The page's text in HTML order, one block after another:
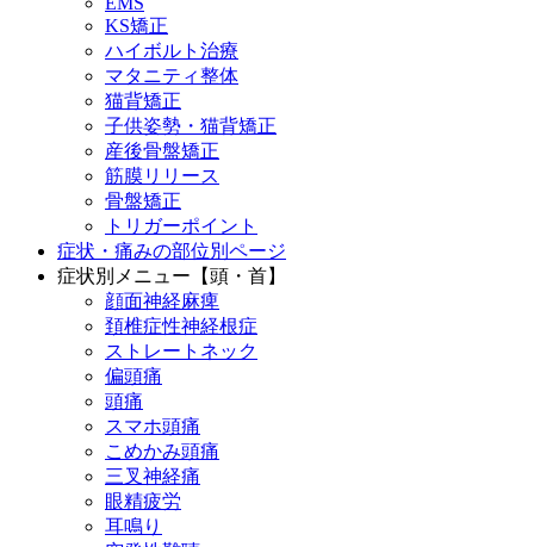
KS矯正
ハイボルト治療
マタニティ整体
猫背矯正
子供姿勢・猫背矯正
産後骨盤矯正
筋膜リリース
骨盤矯正
トリガーポイント
症状・痛みの部位別ページ
症状別メニュー【頭・首】
顔面神経麻痺
頚椎症性神経根症
ストレートネック
偏頭痛
頭痛
スマホ頭痛
こめかみ頭痛
三叉神経痛
眼精疲労
耳鳴り